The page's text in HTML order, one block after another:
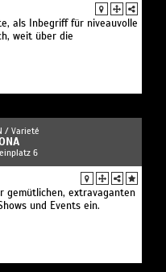
als Inbegriff für niveauvolle
weit über die
/ Varieté
6
gemütlichen, extravaganten
und Events ein.